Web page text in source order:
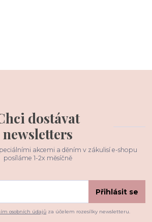
dostávat
newsletters
akcemi a děním v zákulisí e-shopu
posíláme 1-2x měsíčně
Přihlásit se
osobních údajů za účelem rozesílky newsletteru.